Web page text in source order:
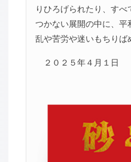
りひろげられたり、す
つかない展開の中に、平
乱や苦労や迷いもちりば
２０２５年４月１日